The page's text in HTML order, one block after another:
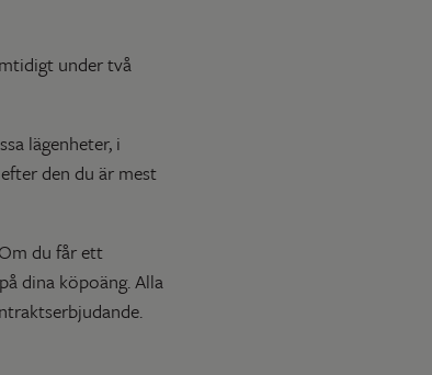
under två
lägenheter, i
den du är mest
du får ett
dina köpoäng. Alla